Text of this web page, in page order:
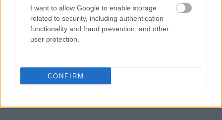
I want to allow Google to enable storage
related to security, including authentication
functionality and fraud prevention, and other
user protection.
CONFIRM
Ακολουθήστε τοinsider.gr στο Google News